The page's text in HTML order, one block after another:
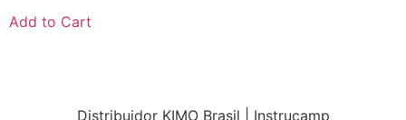
Add to Cart
Distribuidor KIMO Brasil | Instrucamp